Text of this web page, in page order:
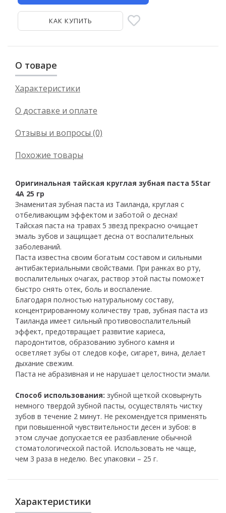
КАК КУПИТЬ
О товаре
Характеристики
О доставке и оплате
Отзывы и вопросы (0)
Похожие товары
Оригинальная тайская круглая зубная паста 5Star
4A 25 гр
Знаменитая зубная паста из Таиланда, круглая с
отбеливающим эффектом и заботой о деснах!
Тайская паста на травах 5 звезд прекрасно очищает
эмаль зубов и защищает десна от воспалительных
заболеваний.
Паста известна своим богатым составом и сильными
антибактериальными свойствами. При ранках во рту,
воспалительных очагах, раствор этой пасты поможет
быстро снять отек, боль и воспаление.
Благодаря полностью натуральному составу,
концентрированному количеству трав, зубная паста из
Таиланда имеет сильный противовоспалительный
эффект, предотвращает развитие кариеса,
пародонтитов, образованию зубного камня и
осветляет зубы от следов кофе, сигарет, вина, делает
дыхание свежим.
Паста не абразивная и не нарушает целостности эмали.
Способ использования: зубной щеткой сковырнуть
немного твердой зубной пасты, осуществлять чистку
зубов в течение 2 минут. Не рекомендуется применять
при повышенной чувствительности десен и зубов: в
этом случае допускается ее разбавление обычной
стоматологической пастой. Использовать не чаще,
чем 3 раза в неделю. Вес упаковки – 25 г.
Характеристики